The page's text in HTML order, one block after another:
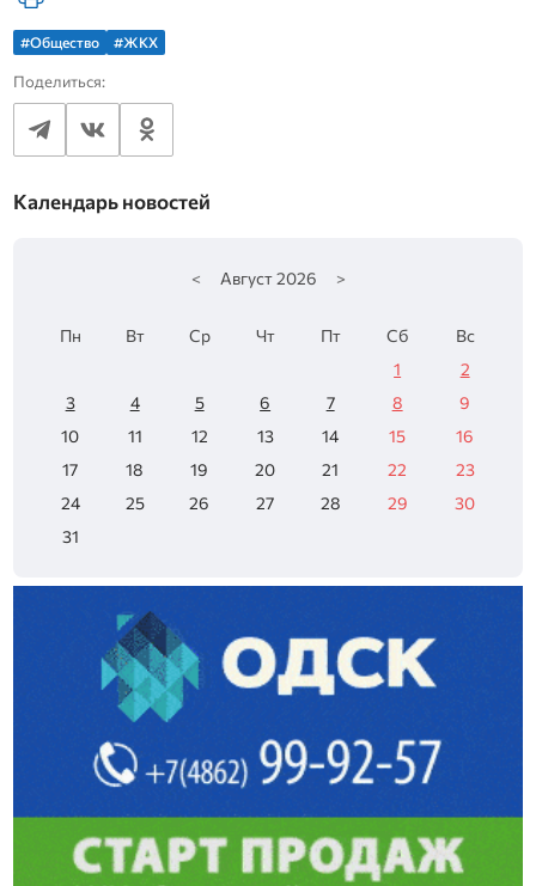
#Общество #ЖКХ
Поделиться:
Календарь новостей
< Август 2026 >
Пн Вт Ср Чт Пт Сб
Вс
1
2
3
4 5 6 7 8
9
10
11 12 13 14 15
16
17
18 19 20 21 22
23
24
25 26 27 28 29
30
31